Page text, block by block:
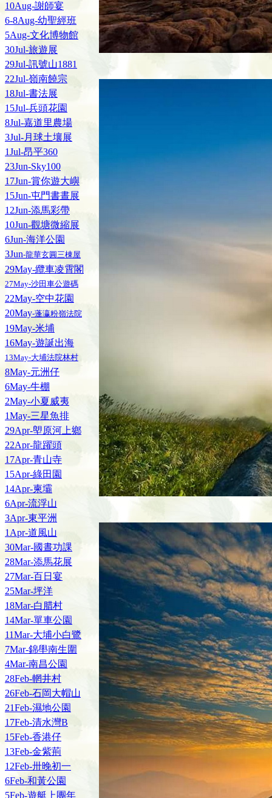
10Aug-謝師宴
6-8Aug-幼聖經班
5Aug-文化博物館
30Jul-旅遊展
29Jul-訊號山1881
22Jul-嶺南饒宗
18Jul-書法展
15Jul-兵頭花園
8Jul-嘉道里農場
3Jul-月球土壤展
1Jul-昂平360
23Jun-Sky100
17Jun-賞你遊大嶼
15Jun-屯門書晝展
12Jun-添馬彩帶
10Jun-觀塘微縮展
6Jun-海洋公園
3Jun-龍華玄圓三棟屋
29May-纜車凌霄閣
27May-沙田車公遊碼
22May-空中花園
20May-蓬瀛粉嶺法院
19May-米埔
16May-遊誕出海
13May-大埔法院林村
8May-元洲仔
6May-牛棚
2May-小夏威夷
1May-三星魚排
29Apr-塱原河上鄉
22Apr-龍躍頭
17Apr-青山寺
15Apr-綠田園
14Apr-柬壩
6Apr-流浮山
3Apr-東平洲
1Apr-道風山
30Mar-國晝功課
28Mar-添馬花展
27Mar-百日宴
25Mar-坪洋
18Mar-白腊村
14Mar-單車公園
11Mar-大埔小白鷺
7Mar-錦壆南生圍
4Mar-南昌公園
28Feb-輞井村
26Feb-石岡大帽山
21Feb-濕地公園
17Feb-清水灣B
15Feb-香港仔
13Feb-金紫荊
12Feb-卅晚初一
6Feb-和黃公園
5Feb-遊艇上團年